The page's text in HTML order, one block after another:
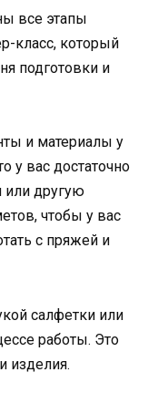
все этапы
класс, который
подготовки и
и материалы у
у вас достаточно
или другую
чтобы у вас
с пряжей и
салфетки или
работы. Это
изделия.